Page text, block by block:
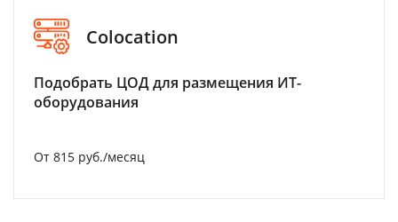
Colocation
Подобрать ЦОД для размещения ИТ-
оборудования
От 815 руб./месяц